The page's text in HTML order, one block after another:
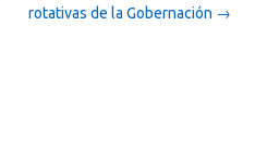
rotativas de la Gobernación →